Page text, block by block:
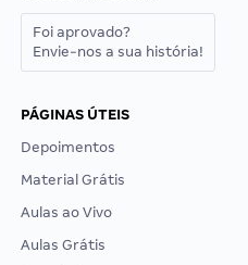
Foi aprovado?
Envie-nos a sua história!
PÁGINAS ÚTEIS
Depoimentos
Material Grátis
Aulas ao Vivo
Aulas Grátis